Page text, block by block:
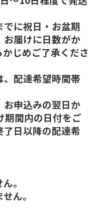
に祝日・お盆期
お届けに日数がか
じめご了承くださ
配達希望時間帯
申込みの翌日か
期間内の日付をご
日以降の配達希
。
ん。